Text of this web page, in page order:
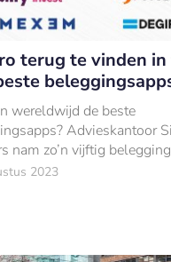
terug te vinden
wereldwijd de beste
Advieskantoor
nam zo’n vijftig
hoeken van de wereld
2023